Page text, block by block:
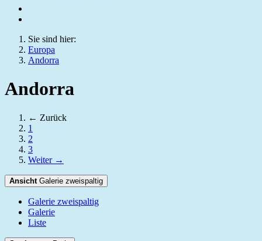
Sie sind hier:
Europa
Andorra
Andorra
← Zurück
1
2
3
Weiter →
Ansicht Galerie zweispaltig
Galerie zweispaltig
Galerie
Liste